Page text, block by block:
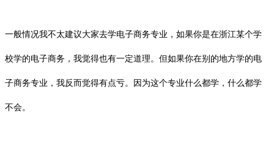
一般情况我不太建议大家去学电子商务专业 ，如果你是在浙江某个学
校学的电子商务，我觉得也有一定道理。但如果你在别的地方学的电
子商务专业，我反而觉得有点亏。因为这个专业什么都学，什么都学
不会。